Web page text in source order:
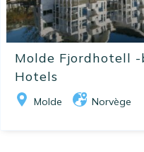
Molde Fjordhotell
Hotels
Molde Norvège